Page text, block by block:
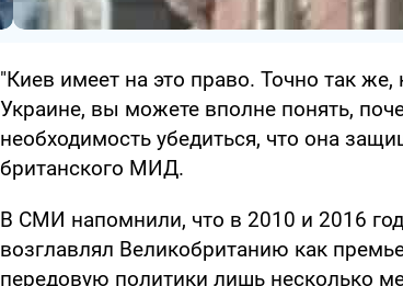
"Киев имеет на это право. Точно так
Украине, вы можете вполне понять,
необходимость убедиться, что она
британского МИД.
В СМИ напомнили, что в 2010 и 2016
возглавлял Великобританию как
передовую политики лишь несколько